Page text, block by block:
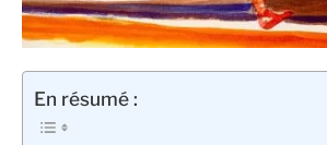
En résumé :